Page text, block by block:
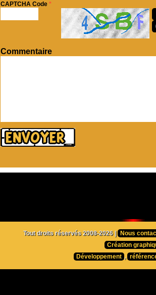
CAPTCHA Code *
Commentaire
Tout droits réservés 2008-2026 |
Nous
Création
Développement ,